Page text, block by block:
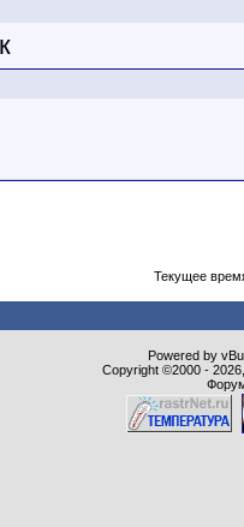
Текущее
Powered by
Copyright ©2000 -